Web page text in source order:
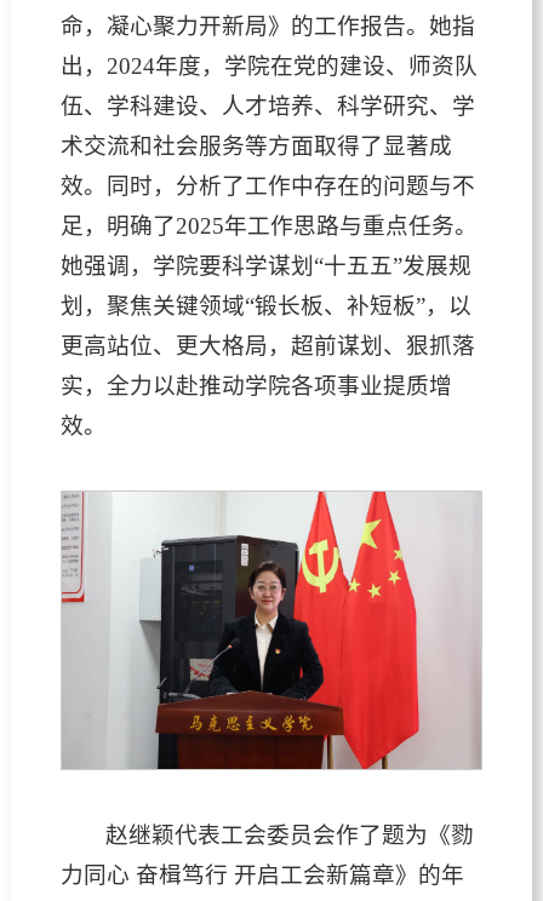
命，凝心聚力开新局》的工作报告。她指
出，2024年度，学院在党的建设、师资队
伍、学科建设、人才培养、科学研究、学
术交流和社会服务等方面取得了显著成
效。同时，分析了工作中存在的问题与不
足，明确了2025年工作思路与重点任务。
她强调，学院要科学谋划“十五五”发展规
划，聚焦关键领域“锻长板、补短板”，以
更高站位、更大格局，超前谋划、狠抓落
实，全力以赴推动学院各项事业提质增
效。
赵继颖代表工会委员会作了题为《勠
力同心 奋楫笃行 开启工会新篇章》的年